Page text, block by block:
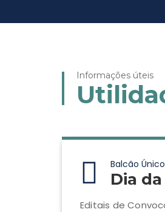
Informações úteis
Balcão
Dia
Editais de